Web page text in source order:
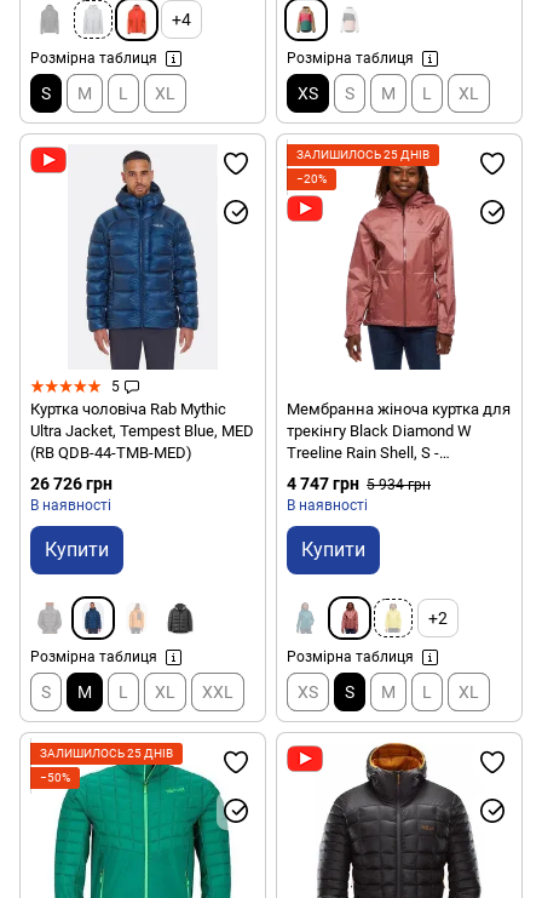
+4
Розмірна таблиця
S M L XL
Розмірна таблиця
XS S M L XL
5
Куртка чоловіча Rab Mythic
Ultra Jacket, Tempest Blue, MED
(RB QDB-44-TMB-MED)
26 726 грн
В наявності
Купити
Розмірна таблиця
S M L XL XXL
ЗАЛИШИЛОСЬ 25 ДНІВ
−20%
Мембранна жіноча куртка для
трекінгу Black Diamond W
Treeline Rain Shell, S -
Rosewood (BD
7450096027SML1)
4 747 грн 5 934 грн
В наявності
Купити
+2
Розмірна таблиця
XS S M L XL
ЗАЛИШИЛОСЬ 25 ДНІВ
−50%